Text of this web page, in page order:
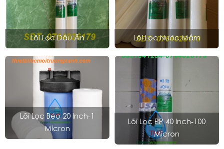
Lõi Lọc Dầu Ăn Lõi Lọc Nước Mắm
Lõi Lọc Béo 20 Inch-1
Micron
Lõi Lọc PP 40 Inch-100
Micron